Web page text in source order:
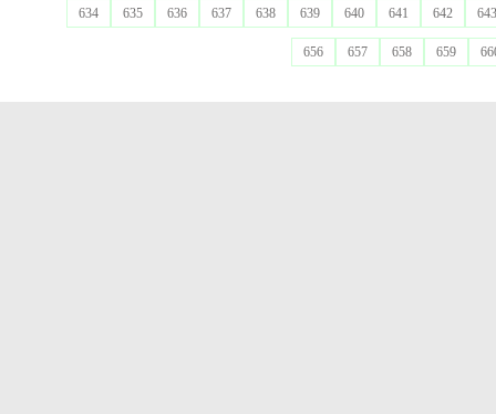
634
635 636 637 638 639 640 641 642 643
656 657 658 659